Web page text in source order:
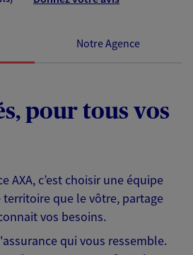
Notre Agence
pour tous vos
AXA, c’est choisir une équipe
que le vôtre, partage
vos besoins.
qui vous ressemble.